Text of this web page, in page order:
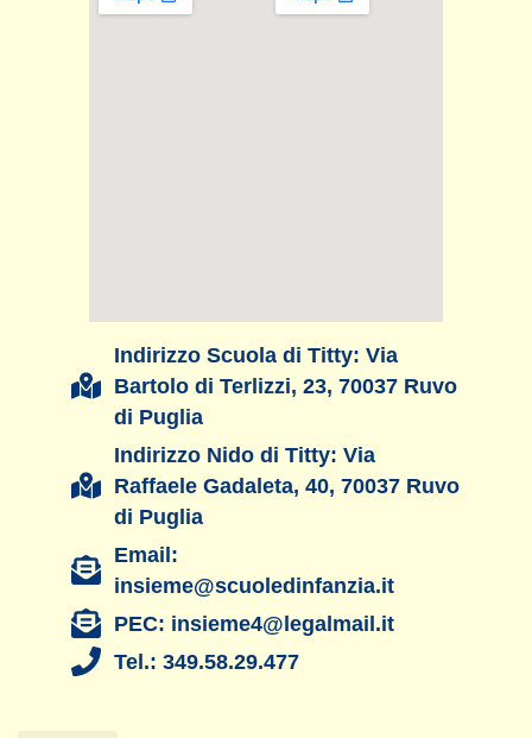
Indirizzo Scuola di Titty: Via
Bartolo di Terlizzi, 23, 70037 Ruvo
di Puglia
Indirizzo Nido di Titty: Via
Raffaele Gadaleta, 40, 70037 Ruvo
di Puglia
Email:
insieme@scuoledinfanzia.it
PEC: insieme4@legalmail.it
Tel.: 349.58.29.477